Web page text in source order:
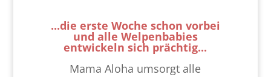
...die erste Woche schon vorbei
und alle Welpenbabies
entwickeln sich prächtig...
Mama Aloha umsorgt alle